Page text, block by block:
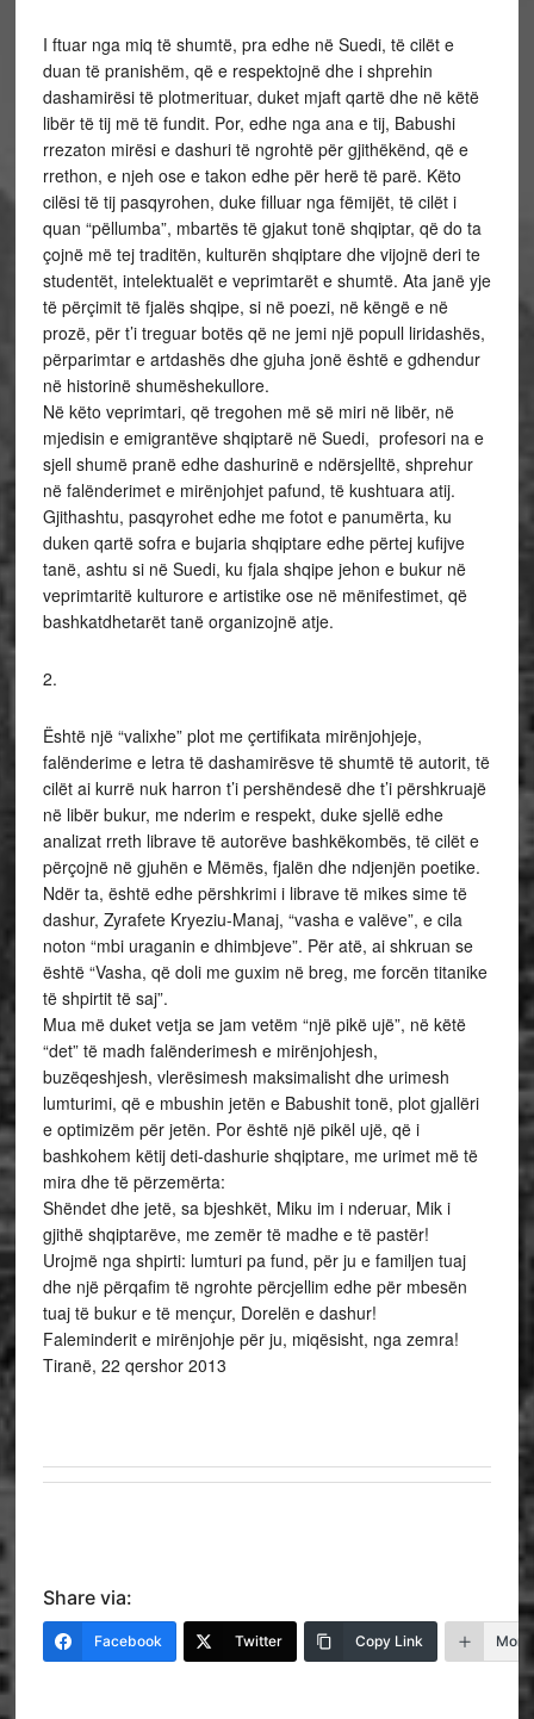
I ftuar nga miq të shumtë, pra edhe në Suedi, të cilët e
duan të pranishëm, që e respektojnë dhe i shprehin
dashamirësi të plotmerituar, duket mjaft qartë dhe në këtë
libër të tij më të fundit. Por, edhe nga ana e tij, Babushi
rrezaton mirësi e dashuri të ngrohtë për gjithëkënd, që e
rrethon, e njeh ose e takon edhe për herë të parë. Këto
cilësi të tij pasqyrohen, duke filluar nga fëmijët, të cilët i
quan “pëllumba”, mbartës të gjakut tonë shqiptar, që do ta
çojnë më tej traditën, kulturën shqiptare dhe vijojnë deri te
studentët, intelektualët e veprimtarët e shumtë. Ata janë yje
të përçimit të fjalës shqipe, si në poezi, në këngë e në
prozë, për t’i treguar botës që ne jemi një popull liridashës,
përparimtar e artdashës dhe gjuha jonë është e gdhendur
në historinë shumëshekullore.
Në këto veprimtari, që tregohen më së miri në libër, në
mjedisin e emigrantëve shqiptarë në Suedi, profesori na e
sjell shumë pranë edhe dashurinë e ndërsjelltë, shprehur
në falënderimet e mirënjohjet pafund, të kushtuara atij.
Gjithashtu, pasqyrohet edhe me fotot e panumërta, ku
duken qartë sofra e bujaria shqiptare edhe përtej kufijve
tanë, ashtu si në Suedi, ku fjala shqipe jehon e bukur në
veprimtaritë kulturore e artistike ose në mënifestimet, që
bashkatdhetarët tanë organizojnë atje.
2.
Është një “valixhe” plot me çertifikata mirënjohjeje,
falënderime e letra të dashamirësve të shumtë të autorit, të
cilët ai kurrë nuk harron t’i pershëndesë dhe t’i përshkruajë
në libër bukur, me nderim e respekt, duke sjellë edhe
analizat rreth librave të autorëve bashkëkombës, të cilët e
përçojnë në gjuhën e Mëmës, fjalën dhe ndjenjën poetike.
Ndër ta, është edhe përshkrimi i librave të mikes sime të
dashur, Zyrafete Kryeziu-Manaj, “vasha e valëve”, e cila
noton “mbi uraganin e dhimbjeve”. Për atë, ai shkruan se
është “Vasha, që doli me guxim në breg, me forcën titanike
të shpirtit të saj”.
Mua më duket vetja se jam vetëm “një pikë ujë”, në këtë
“det” të madh falënderimesh e mirënjohjesh,
buzëqeshjesh, vlerësimesh maksimalisht dhe urimesh
lumturimi, që e mbushin jetën e Babushit tonë, plot gjallëri
e optimizëm për jetën. Por është një pikël ujë, që i
bashkohem këtij deti-dashurie shqiptare, me urimet më të
mira dhe të përzemërta:
Shëndet dhe jetë, sa bjeshkët, Miku im i nderuar, Mik i
gjithë shqiptarëve, me zemër të madhe e të pastër!
Urojmë nga shpirti: lumturi pa fund, për ju e familjen tuaj
dhe një përqafim të ngrohte përcjellim edhe për mbesën
tuaj të bukur e të mençur, Dorelën e dashur!
Faleminderit e mirënjohje për ju, miqësisht, nga zemra!
Tiranë, 22 qershor 2013
Share via:
Facebook Twitter Copy Link More